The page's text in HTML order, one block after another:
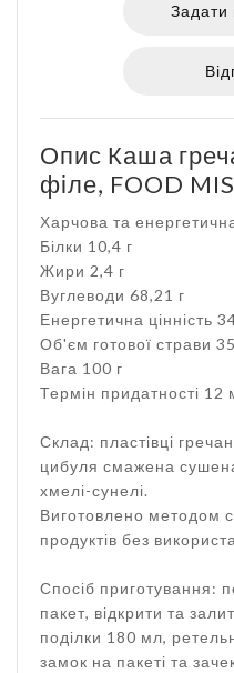
Задати
Опис Каша
філе, FOOD
Харчова та
Білки 10,4 г
Жири 2,4 г
Вуглеводи 68,21 г
Енергетична цінність
Об'єм готової страви
Вага 100 г
Термін придатності 12
Склад: пластівці
цибуля смажена
хмелі-сунелі.
Виготовлено методом
продуктів без
Спосіб приготування:
пакет, відкрити та
поділки 180 мл,
замок на пакеті та